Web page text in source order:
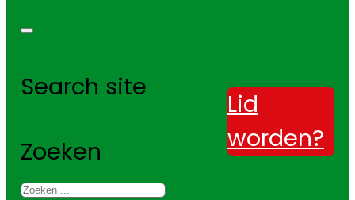
Search site
Zoeken
Lid
worden?